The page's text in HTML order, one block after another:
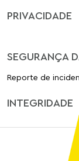
PRIVACIDADE
SEGURANÇA
Reporte de
INTEGRIDADE